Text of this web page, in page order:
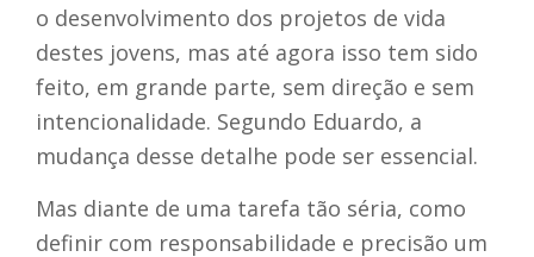
o desenvolvimento dos projetos de vida
destes jovens, mas até agora isso tem sido
feito, em grande parte, sem direção e sem
intencionalidade. Segundo Eduardo, a
mudança desse detalhe pode ser essencial.
Mas diante de uma tarefa tão séria, como
definir com responsabilidade e precisão um